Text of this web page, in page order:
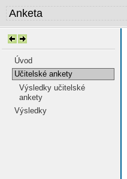
Úvod
Učitelské ankety
Výsledky učitelské
ankety
Výsledky